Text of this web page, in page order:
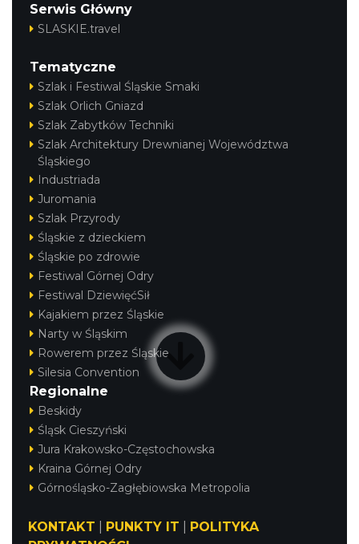
Serwis Główny
SLASKIE.travel
Tematyczne
Szlak i Festiwal Śląskie Smaki
Szlak Orlich Gniazd
Szlak Zabytków Techniki
Szlak Architektury Drewnianej Województwa
Śląskiego
Industriada
Juromania
Szlak Przyrody
Śląskie z dzieckiem
Śląskie po zdrowie
Festiwal Górnej Odry
Festiwal DziewięćSił
Kajakiem przez Śląskie
Narty w Śląskim
Rowerem przez Śląskie
Silesia Convention
Regionalne
Beskidy
Śląsk Cieszyński
Jura Krakowsko-Częstochowska
Kraina Górnej Odry
Górnośląsko-Zagłębiowska Metropolia
KONTAKT PUNKTY IT
POLITYKA